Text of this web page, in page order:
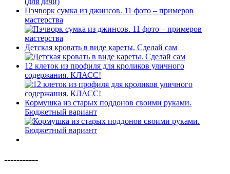
Пэчворк сумка из джинсов. 11 фото – примеров
мастерства
Детская кровать в виде кареты. Сделай сам
12 клеток из профиля для кроликов уличного
содержания. КЛАСС!
Кормушка из старых поддонов своими руками.
Бюджетный вариант
-----------